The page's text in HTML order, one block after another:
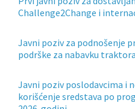
Challenge2Change i
Javni poziv za podnošenje
podrške za nabavku
Javni poziv poslodavcima i
korišćenje sredstava po